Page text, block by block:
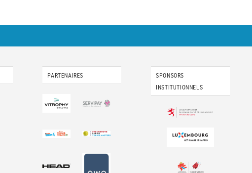
PARTENAIRES
SPONSORS
INSTITUTIONNELS